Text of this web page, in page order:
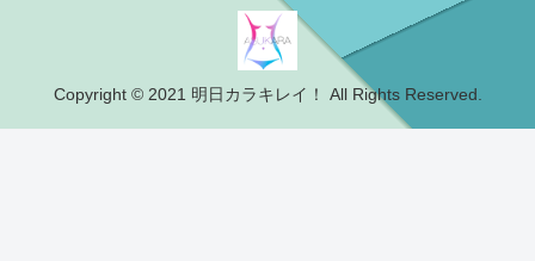
Copyright © 2021 明日カラキレイ！ All Rights Reserved.